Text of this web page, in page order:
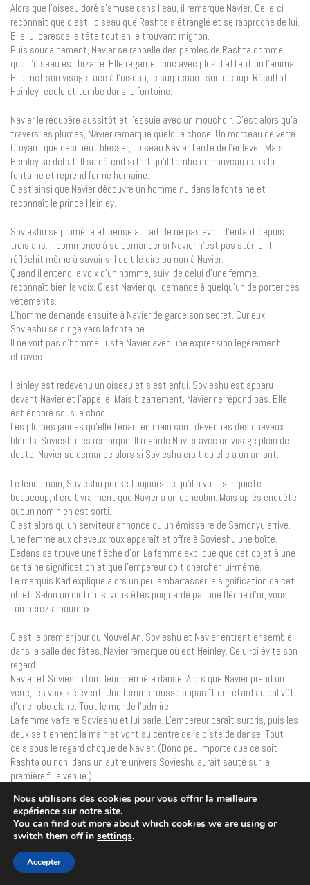
Alors que l’oiseau doré s’amuse dans l’eau, il remarque Navier. Celle-ci
reconnaît que c’est l’oiseau que Rashta a étranglé et se rapproche de lui.
Elle lui caresse la tête tout en le trouvant mignon.
Puis soudainement, Navier se rappelle des paroles de Rashta comme
quoi l’oiseau est bizarre. Elle regarde donc avec plus d’attention l’animal.
Elle met son visage face à l’oiseau, le surprenant sur le coup. Résultat
Heinley recule et tombe dans la fontaine.
Navier le récupère aussitôt et l’essuie avec un mouchoir. C’est alors qu’à
travers les plumes, Navier remarque quelque chose. Un morceau de verre.
Croyant que ceci peut blesser, l’oiseau Navier tente de l’enlever. Mais
Heinley se débat. Il se défend si fort qu’il tombe de nouveau dans la
fontaine et reprend forme humaine.
C’est ainsi que Navier découvre un homme nu dans la fontaine et
reconnaît le prince Heinley.
Sovieshu se promène et pense au fait de ne pas avoir d’enfant depuis
trois ans. Il commence à se demander si Navier n’est pas stérile. Il
réfléchit même à savoir s’il doit le dire ou non à Navier.
Quand il entend la voix d’un homme, suivi de celui d’une femme. Il
reconnaît bien la voix. C’est Navier qui demande à quelqu’un de porter des
vêtements.
L’homme demande ensuite à Navier de garde son secret. Curieux,
Sovieshu se dirige vers la fontaine.
Il ne voit pas d’homme, juste Navier avec une expression légèrement
effrayée.
Heinley est redevenu un oiseau et s’est enfui. Sovieshu est apparu
devant Navier et l’appelle. Mais bizarrement, Navier ne répond pas. Elle
est encore sous le choc.
Les plumes jaunes qu’elle tenait en main sont devenues des cheveux
blonds. Sovieshu les remarque. Il regarde Navier avec un visage plein de
doute. Navier se demande alors si Sovieshu croit qu’elle a un amant.
Le lendemain, Sovieshu pense toujours ce qu’il a vu. Il s’inquiète
beaucoup, il croit vraiment que Navier à un concubin. Mais après enquête
aucun nom n’en est sorti.
C’est alors qu’un serviteur annonce qu’un émissaire de Samonyu arrive.
Une femme aux cheveux roux apparaît et offre à Sovieshu une boîte.
Dedans se trouve une flèche d’or. La femme explique que cet objet à une
certaine signification et que l’empereur doit chercher lui-même.
Le marquis Karl explique alors un peu embarrasser la signification de cet
objet. Selon un dicton, si vous êtes poignardé par une flèche d’or, vous
tomberez amoureux.
C’est le premier jour du Nouvel An. Sovieshu et Navier entrent ensemble
dans la salle des fêtes. Navier remarque où est Heinley. Celui-ci évite son
regard.
Navier et Sovieshu font leur première danse. Alors que Navier prend un
verre, les voix s’élèvent. Une femme rousse apparaît en retard au bal vêtu
d’une robe claire. Tout le monde l’admire.
La femme va faire Sovieshu et lui parle. L’empereur paraît surpris, puis les
deux se tiennent la main et vont au centre de la piste de danse. Tout
cela sous le regard choque de Navier. (Donc peu importe que ce soit
Rashta ou non, dans un autre univers Sovieshu aurait sauté sur la
première fille venue.)
Sovieshu jette d’un coup d’œil étrange à Navier. Elle se demande même
pourquoi il la regarde comme ça. Les femmes de chambre de Navier
viennent parler à Navier de cette mystérieuse femme. Ainsi, Navier
Voyant que tout le monde la regarde, elle et Sovieshu, tour à tour, Navier
décide de partir vers la véranda.
Nous utilisons des cookies pour vous offrir la meilleure
expérience sur notre site.
You can find out more about which cookies we are using or
switch them off in settings.
Accepter